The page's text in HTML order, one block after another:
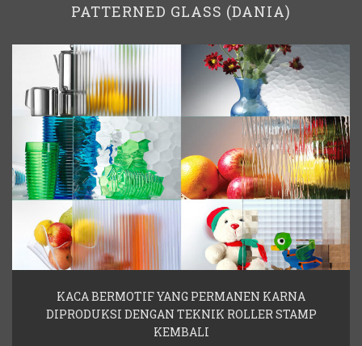
PATTERNED GLASS (DANIA)
KACA BERMOTIF YANG PERMANEN KARNA
DIPRODUKSI DENGAN TEKNIK ROLLER STAMP
KEMBALI